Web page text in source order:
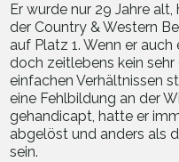
Er wurde nur 29 Jahre
der Country & Western
auf Platz 1. Wenn er auch
doch zeitlebens kein
einfachen Verhältnissen
eine Fehlbildung an der
gehandicapt, hatte er
abgelöst und anders als
sein.